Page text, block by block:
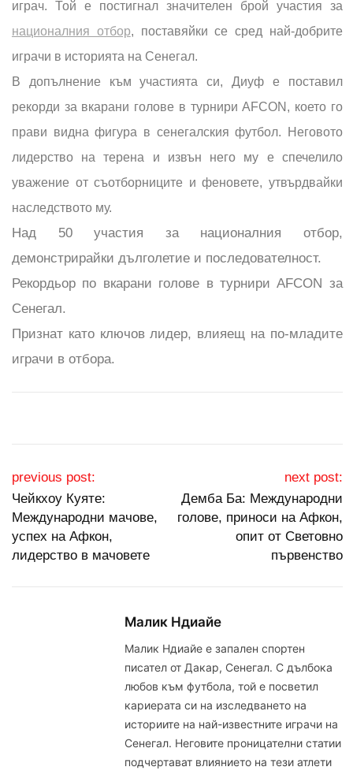
играч. Той е постигнал значителен брой участия за
националния отбор, поставяйки се сред най-добрите
играчи в историята на Сенегал.
В допълнение към участията си, Диуф е поставил
рекорди за вкарани голове в турнири AFCON, което го
прави видна фигура в сенегалския футбол. Неговото
лидерство на терена и извън него му е спечелило
уважение от съотборниците и феновете, утвърдвайки
наследството му.
Над 50 участия за националния отбор,
демонстрирайки дълголетие и последователност.
Рекордьор по вкарани голове в турнири AFCON за
Сенегал.
Признат като ключов лидер, влияещ на по-младите
играчи в отбора.
Post navigation
previous post:
Чейкхоу Куяте:
Международни мачове,
успех на Афкон,
лидерство в мачовете
next post:
Демба Ба: Международни
голове, приноси на Афкон,
опит от Световно
първенство
Малик Ндиайе
Малик Ндиайе е запален спортен
писател от Дакар, Сенегал. С дълбока
любов към футбола, той е посветил
кариерата си на изследването на
историите на най-известните играчи на
Сенегал. Неговите проницателни статии
подчертават влиянието на тези атлети